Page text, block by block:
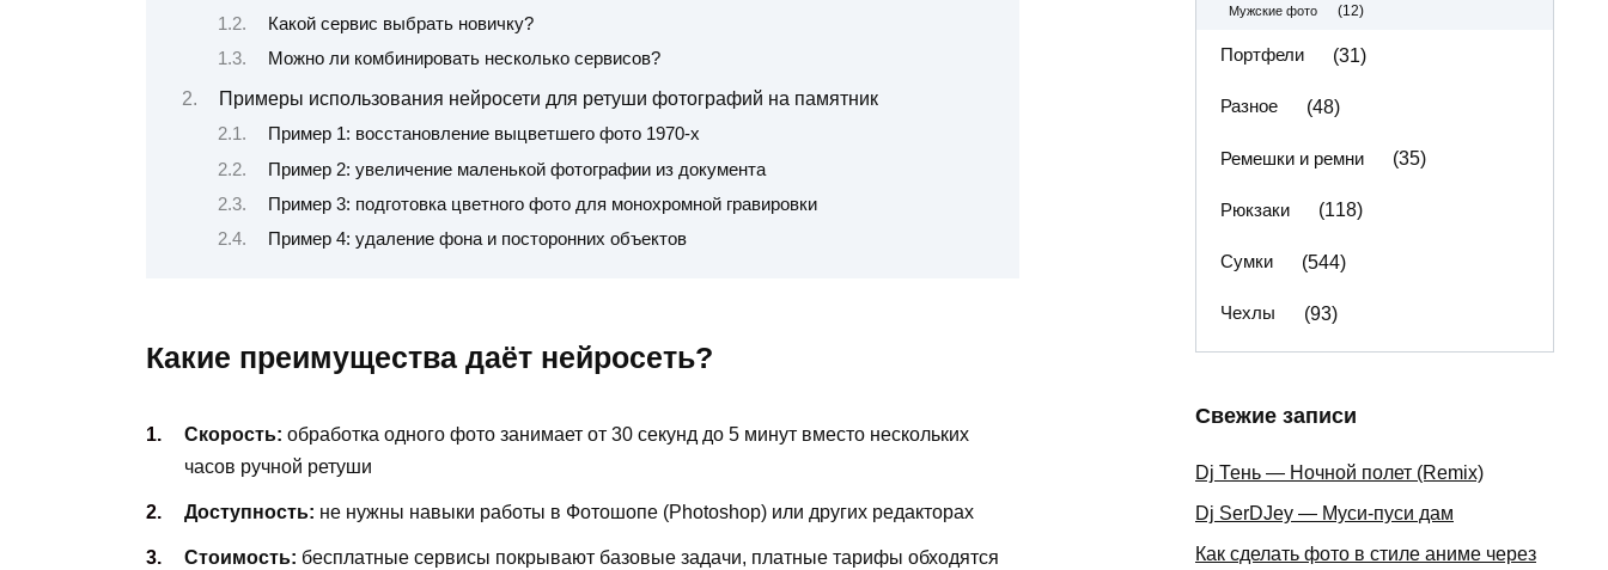
Какой сервис выбрать новичку?
Можно ли комбинировать несколько сервисов?
Примеры использования нейросети для ретуши фотографий на памятник
Пример 1: восстановление выцветшего фото 1970-х
Пример 2: увеличение маленькой фотографии из документа
Пример 3: подготовка цветного фото для монохромной гравировки
Пример 4: удаление фона и посторонних объектов
Какие преимущества даёт нейросеть?
Скорость: обработка одного фото занимает от 30 секунд до 5 минут вместо нескольких
часов ручной ретуши
Доступность: не нужны навыки работы в Фотошопе (Photoshop) или других редакторах
Стоимость: бесплатные сервисы покрывают базовые задачи, платные тарифы обходятся
Мужские фото (12)
Портфели (31)
Разное (48)
Ремешки и ремни (35)
Рюкзаки (118)
Сумки (544)
Чехлы (93)
Свежие записи
Dj Тень — Ночной полет (Remix)
Dj SerDJey — Муси-пуси дам
Как сделать фото в стиле аниме через